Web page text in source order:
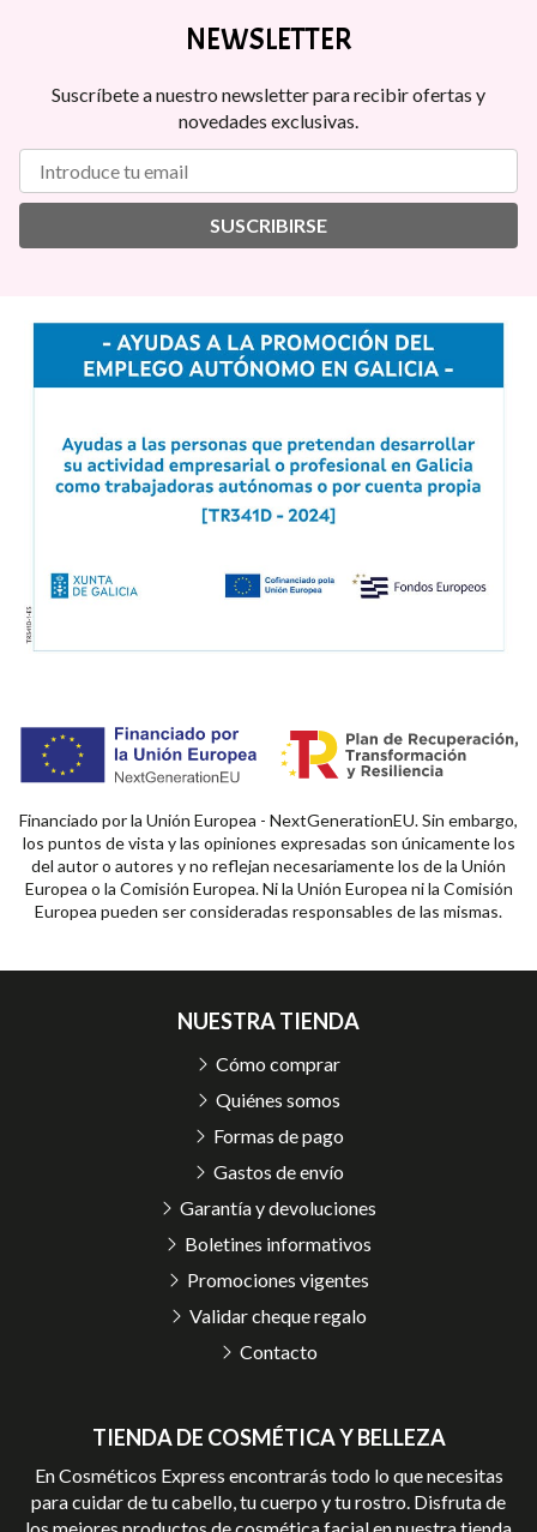
NEWSLETTER
Suscríbete a nuestro newsletter para recibir ofertas y
novedades exclusivas.
SUSCRIBIRSE
Financiado por la Unión Europea - NextGenerationEU. Sin embargo,
los puntos de vista y las opiniones expresadas son únicamente los
del autor o autores y no reflejan necesariamente los de la Unión
Europea o la Comisión Europea. Ni la Unión Europea ni la Comisión
Europea pueden ser consideradas responsables de las mismas.
TIENDA DE COSMÉTICA Y BELLEZA
En Cosméticos Express encontrarás todo lo que necesitas
para cuidar de tu cabello, tu cuerpo y tu rostro. Disfruta de
NUESTRA TIENDA
Cómo comprar
Quiénes somos
Formas de pago
Gastos de envío
Garantía y devoluciones
Boletines informativos
Promociones vigentes
Validar cheque regalo
Contacto